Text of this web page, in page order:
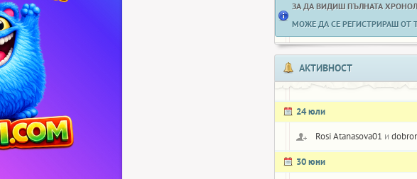
ЗА ДА ВИДИШ ПЪЛНАТА
МОЖЕ ДА СЕ РЕГИСТРИРАШ ОТ
АКТИВНОСТ
24 юли
Rosi Atanasova01 и
30 юни